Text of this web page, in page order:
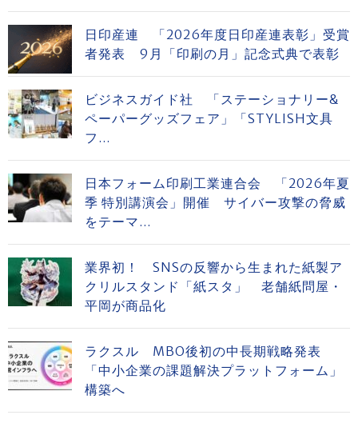
日印産連 「2026年度日印産連表彰」受賞
者発表 9月「印刷の月」記念式典で表彰
ビジネスガイド社 「ステーショナリー&
ペーパーグッズフェア」「STYLISH文具
フ...
日本フォーム印刷工業連合会 「2026年夏
季 特別講演会」開催 サイバー攻撃の脅威
をテーマ...
業界初！ SNSの反響から生まれた紙製ア
クリルスタンド「紙スタ」 老舗紙問屋・
平岡が商品化
ラクスル MBO後初の中長期戦略発表
「中小企業の課題解決プラットフォーム」
構築へ